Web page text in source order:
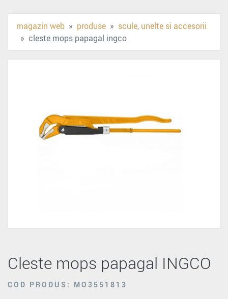
magazin web produse
scule, unelte si accesorii
cleste mops papagal ingco
Cleste mops papagal INGCO
COD PRODUS: MO3551813